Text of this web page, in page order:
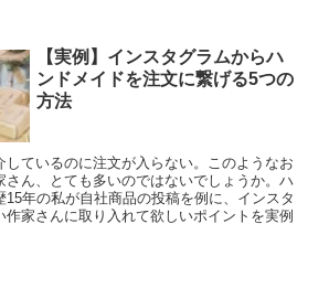
【実例】インスタグラムからハ
ンドメイドを注文に繋げる5つの
方法
しているのに注文が入らない。このようなお
さん、とても多いのではないでしょうか。ハ
15年の私が自社商品の投稿を例に、インスタ
家さんに取り入れて欲しいポイントを実例